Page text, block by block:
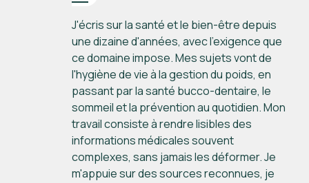
J'écris sur la santé et le bien-être depuis
une dizaine d'années, avec l'exigence que
ce domaine impose. Mes sujets vont de
l'hygiène de vie à la gestion du poids, en
passant par la santé bucco-dentaire, le
sommeil et la prévention au quotidien. Mon
travail consiste à rendre lisibles des
informations médicales souvent
complexes, sans jamais les déformer. Je
m'appuie sur des sources reconnues, je